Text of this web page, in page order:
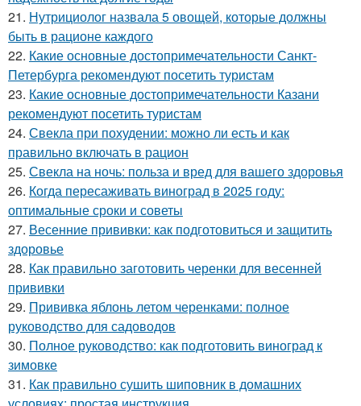
21. Нутрициолог назвала 5 овощей, которые должны
быть в рационе каждого
22. Какие основные достопримечательности Санкт-
Петербурга рекомендуют посетить туристам
23. Какие основные достопримечательности Казани
рекомендуют посетить туристам
24. Свекла при похудении: можно ли есть и как
правильно включать в рацион
25. Свекла на ночь: польза и вред для вашего здоровья
26. Когда пересаживать виноград в 2025 году:
оптимальные сроки и советы
27. Весенние прививки: как подготовиться и защитить
здоровье
28. Как правильно заготовить черенки для весенней
прививки
29. Прививка яблонь летом черенками: полное
руководство для садоводов
30. Полное руководство: как подготовить виноград к
зимовке
31. Как правильно сушить шиповник в домашних